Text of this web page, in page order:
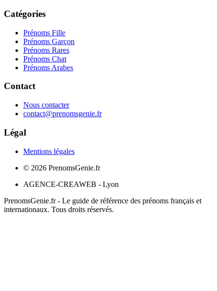
Catégories
Prénoms Fille
Prénoms Garçon
Prénoms Rares
Prénoms Chat
Prénoms Arabes
Contact
Nous contacter
contact@prenomsgenie.fr
Légal
Mentions légales
© 2026 PrenomsGenie.fr
AGENCE-CREAWEB - Lyon
PrenomsGenie.fr - Le guide de référence des prénoms français et
internationaux. Tous droits réservés.